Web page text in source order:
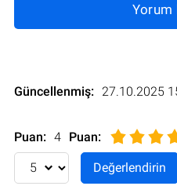
Yorum
Güncellenmiş: 27.10.2025
Puan: 4 Puan: